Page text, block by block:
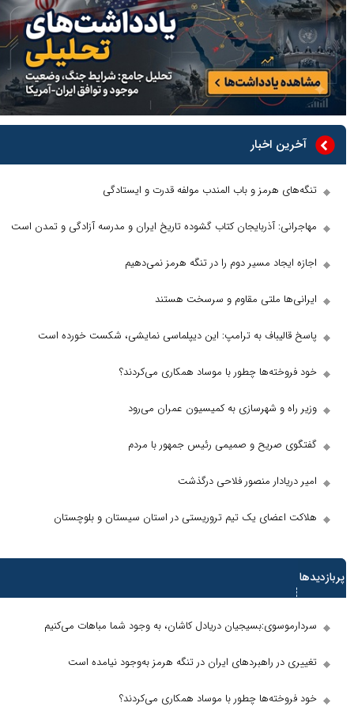
اخبار
هرمز و باب المندب مولفه قدرت و ایستادگی
آذربایجان کتاب گشوده تاریخ ایران و مدرسه آزادگی و تمدن است
مسیر دوم را در تنگه هرمز نمی‌دهیم
ملتی مقاوم و سرسخت هستند
به ترامپ: این دیپلماسی نمایشی، شکست خورده است
چطور با موساد همکاری می‌کردند؟
و شهرسازی به کمیسیون عمران می‌رود
صریح و صمیمی رئیس جمهور با مردم
منصور فلاحی درگذشت
یک تیم تروریستی در استان سیستان و بلوچستان
دریادل‌ کاشان، به‌ وجود شما مباهات می‌کنیم
راهبرد‌های ایران در تنگه هرمز به‌وجود نیامده است
چطور با موساد همکاری می‌کردند؟